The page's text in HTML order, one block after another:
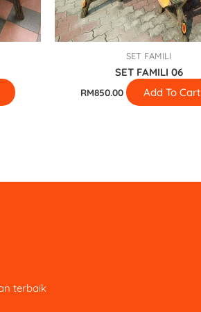
SET FAMILI
SET FAMILI 06
RM850.00 Add To Cart
terbaik